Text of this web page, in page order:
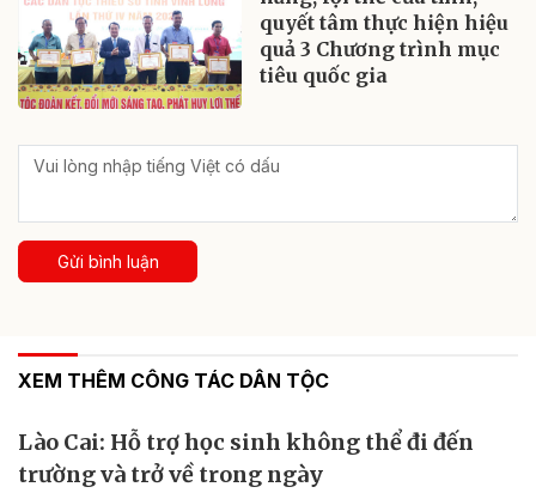
quyết tâm thực hiện hiệu
quả 3 Chương trình mục
tiêu quốc gia
Gửi bình luận
XEM THÊM CÔNG TÁC DÂN TỘC
Lào Cai: Hỗ trợ học sinh không thể đi đến
trường và trở về trong ngày